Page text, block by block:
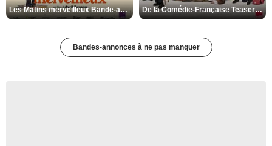
Les Matins merveilleux Bande-annonce VF De la Comédie-Française Teaser VF
Bandes-annonces à ne pas manquer